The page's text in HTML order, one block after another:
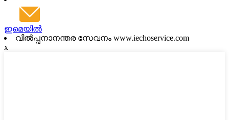
ഇമെയിൽ
വിൽപ്പനാനന്തര സേവനം www.iechoservice.com
x